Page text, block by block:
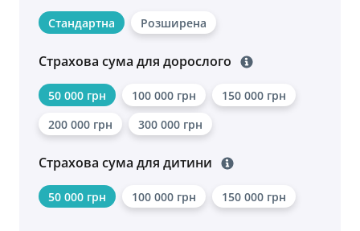
Стандартна Розширена
Страхова сума для дорослого
50 000 грн 100 000 грн
150 000 грн
200 000 грн
300 000 грн
Страхова сума для дитини
50 000 грн 100 000 грн 150 000 грн